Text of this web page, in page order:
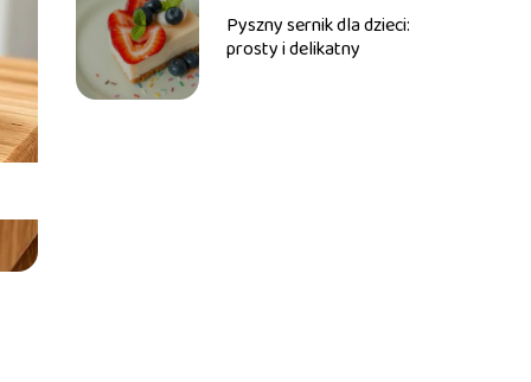
Pyszny sernik dla dzieci:
prosty i delikatny